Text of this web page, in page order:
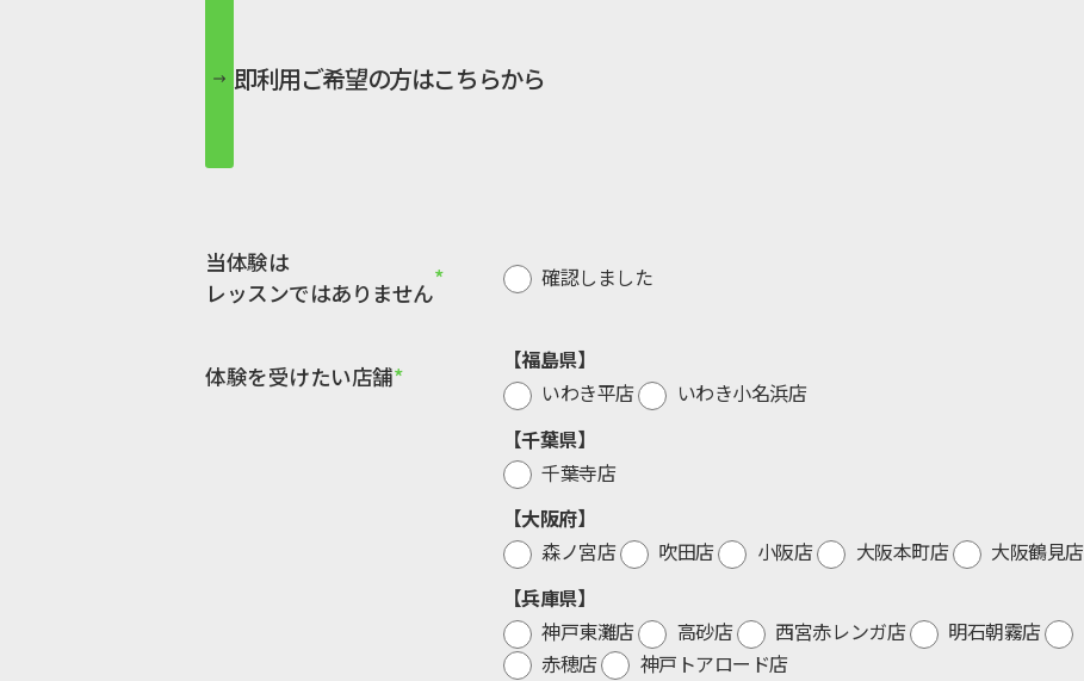
即利用ご希望の方はこちらから
当体験は
レッスンではありません
確認しました
体験を受けたい店舗
【福島県】
いわき平店
いわき小名浜店
【千葉県】
千葉寺店
【大阪府】
森ノ宮店
吹田店 小阪店 大阪本町店 大阪鶴見店
【兵庫県】
神戸東灘店
高砂店 西宮赤レンガ店 明石朝霧店
赤穂店
神戸トアロード店